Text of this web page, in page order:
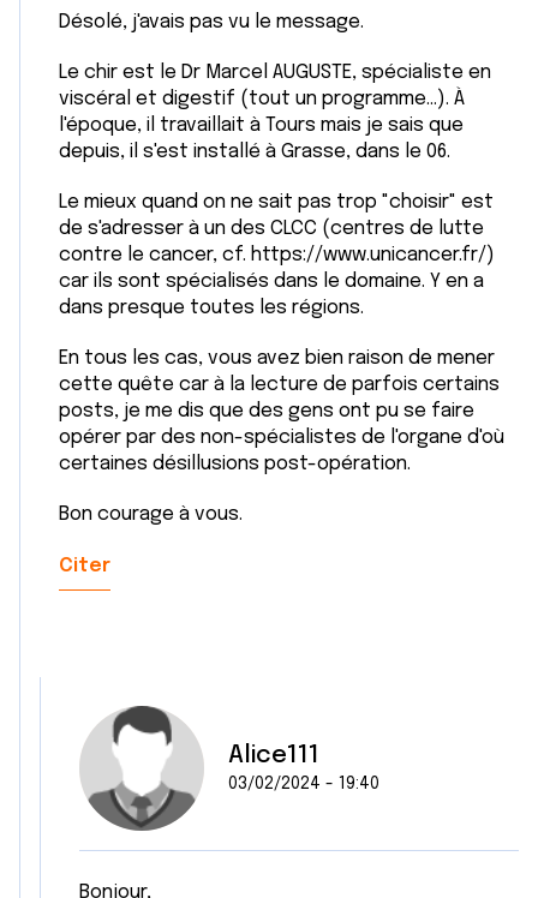
Désolé, j'avais pas vu le message.
Le chir est le Dr Marcel AUGUSTE, spécialiste en
viscéral et digestif (tout un programme...). À
l'époque, il travaillait à Tours mais je sais que
depuis, il s'est installé à Grasse, dans le 06.
Le mieux quand on ne sait pas trop "choisir" est
de s'adresser à un des CLCC (centres de lutte
contre le cancer, cf. https://www.unicancer.fr/)
car ils sont spécialisés dans le domaine. Y en a
dans presque toutes les régions.
En tous les cas, vous avez bien raison de mener
cette quête car à la lecture de parfois certains
posts, je me dis que des gens ont pu se faire
opérer par des non-spécialistes de l'organe d'où
certaines désillusions post-opération.
Bon courage à vous.
Citer
Alice111
03/02/2024 - 19:40
Bonjour,